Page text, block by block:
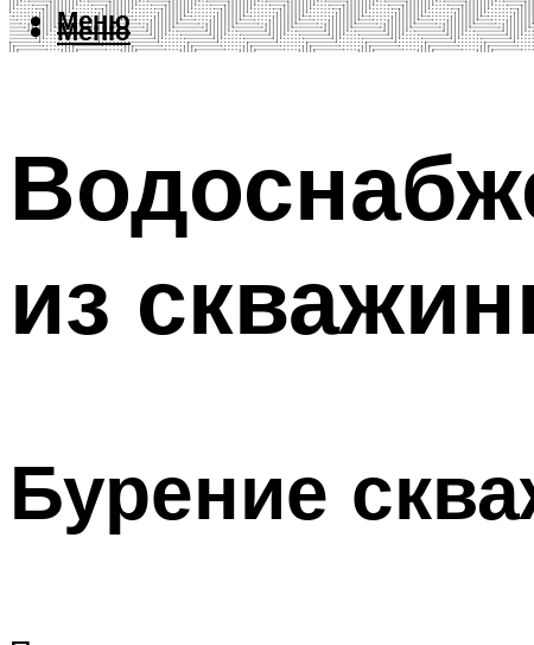
Меню
Меню
из
Бурение